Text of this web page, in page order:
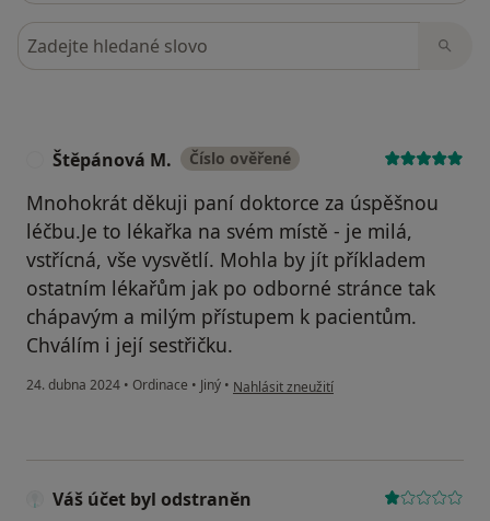
Hledejte v názorech
Štěpánová M. Číslo ověřené
Mnohokrát děkuji paní doktorce za úspěšnou
léčbu.Je to lékařka na svém místě - je milá,
vstřícná, vše vysvětlí. Mohla by jít příkladem
ostatním lékařům jak po odborné stránce tak
chápavým a milým přístupem k pacientům.
Chválím i její sestřičku.
24. dubna 2024 • Ordinace • Jiný • podle názoru uživatele Štěpánová M.
Nahlásit zneužití
Váš účet byl odstraněn